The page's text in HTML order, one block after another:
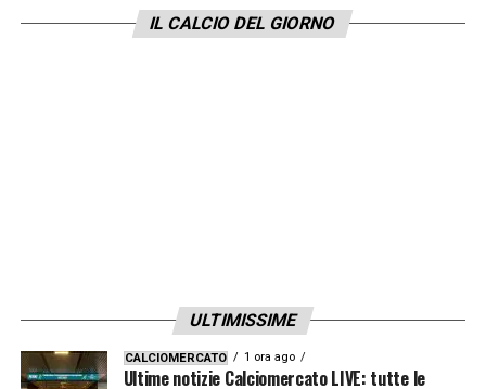
vetta. Ma c’è un dato tecnico che emerge da
ancora la candidata numero uno. Se Inzaghi
sarà lì a diretto contatto con la cima della
classifica a marzo, avrà poi tutte le carte in
IL CALCIO DEL GIORNO
ULTIMISSIME
CALCIOMERCATO 1 ora ago
Ultime notizie Calciomercato LIVE: tutte le